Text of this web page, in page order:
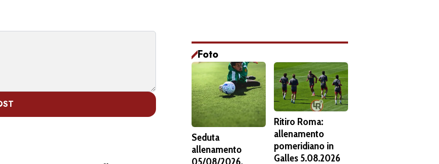
Foto
Seduta
allenamento
Ritiro Roma:
allenamento
pomeridiano in
Galles 5.08.2026